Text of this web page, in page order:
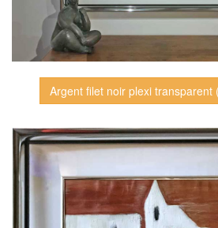
Argent filet noir plexi transparent